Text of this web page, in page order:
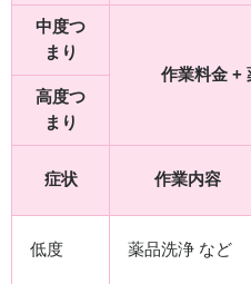
中度つ
まり
作業料金 +
高度つ
まり
症状 作業内容
低度 薬品洗浄 など